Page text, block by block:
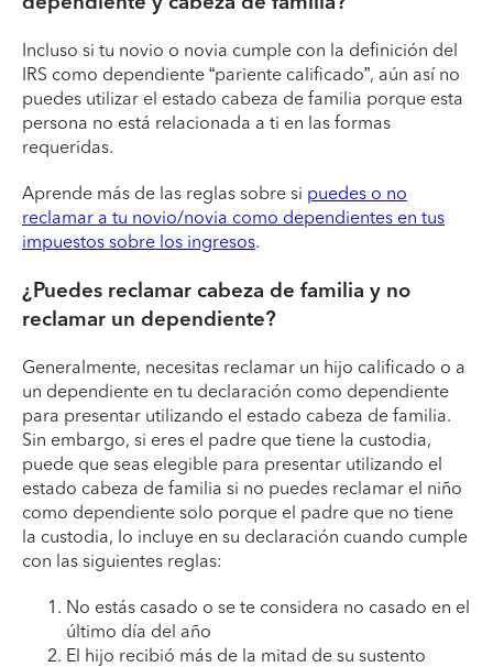
Incluso si tu novio o novia cumple con la definición del
IRS como dependiente “pariente calificado”, aún así no
puedes utilizar el estado cabeza de familia porque esta
persona no está relacionada a ti en las formas
requeridas.
Aprende más de las reglas sobre si puedes o no
reclamar a tu novio/novia como dependientes en tus
impuestos sobre los ingresos.
¿Puedes reclamar cabeza de familia y no
reclamar un dependiente?
Generalmente, necesitas reclamar un hijo calificado o a
un dependiente en tu declaración como dependiente
para presentar utilizando el estado cabeza de familia.
Sin embargo, si eres el padre que tiene la custodia,
puede que seas elegible para presentar utilizando el
estado cabeza de familia si no puedes reclamar el niño
como dependiente solo porque el padre que no tiene
la custodia, lo incluye en su declaración cuando cumple
con las siguientes reglas:
No estás casado o se te considera no casado en el
último día del año
El hijo recibió más de la mitad de su sustento